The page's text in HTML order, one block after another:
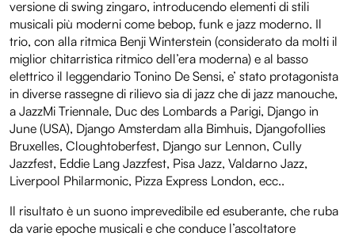
versione di swing zingaro, introducendo elementi di stili
musicali più moderni come bebop, funk e jazz moderno. Il
trio, con alla ritmica Benji Winterstein (considerato da molti il
miglior chitarristica ritmico dell’era moderna) e al basso
elettrico il leggendario Tonino De Sensi, e’ stato protagonista
in diverse rassegne di rilievo sia di jazz che di jazz manouche,
a JazzMi Triennale, Duc des Lombards a Parigi, Django in
June (USA), Django Amsterdam alla Bimhuis, Djangofollies
Bruxelles, Cloughtoberfest, Django sur Lennon, Cully
Jazzfest, Eddie Lang Jazzfest, Pisa Jazz, Valdarno Jazz,
Liverpool Philarmonic, Pizza Express London, ecc..
Il risultato è un suono imprevedibile ed esuberante, che ruba
da varie epoche musicali e che conduce l’ascoltatore